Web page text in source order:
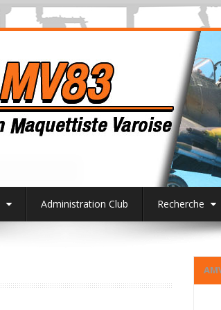
Administration Club Recherche